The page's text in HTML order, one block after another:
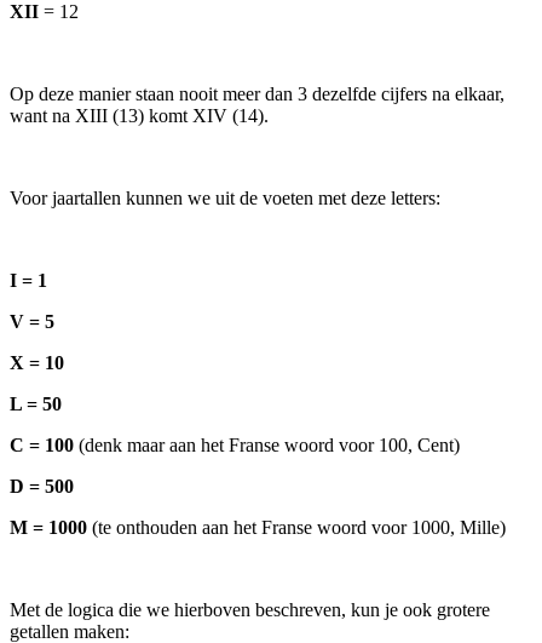
XII = 12
Op deze manier staan nooit meer dan 3 dezelfde cijfers na elkaar,
want na XIII (13) komt XIV (14).
Voor jaartallen kunnen we uit de voeten met deze letters:
I = 1
V = 5
X = 10
L = 50
C = 100 (denk maar aan het Franse woord voor 100, Cent)
D = 500
M = 1000 (te onthouden aan het Franse woord voor 1000, Mille)
Met de logica die we hierboven beschreven, kun je ook grotere
getallen maken: